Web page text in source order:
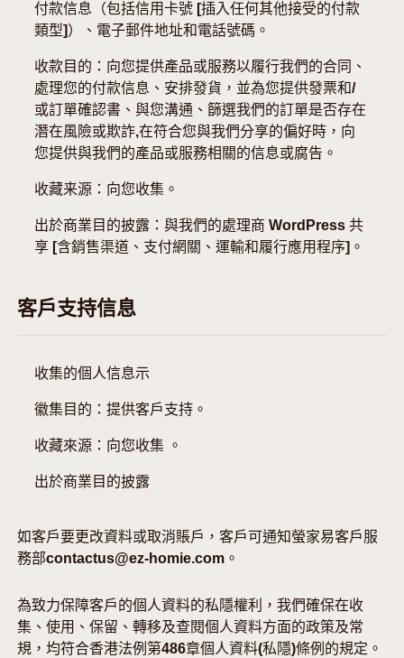
付款信息（包括信用卡號 [插入任何其他接受的付款
類型]）、電子郵件地址和電話號碼。
收款目的：向您提供產品或服務以履行我們的合同、
處理您的付款信息、安排發貨，並為您提供發票和/
或訂單確認書、與您溝通、篩選我們的訂單是否存在
潛在風險或欺詐,在符合您與我們分享的偏好時，向
您提供與我們的產品或服務相關的信息或腐告。
收藏来源：向您收集。
出於商業目的披露：與我們的處理商 WordPress 共
享 [含銷售渠道、支付網關、運輸和履行應用程序]。
客戶支持信息
收集的個人信息示
徽集目的：提供客戶支持。
收藏來源：向您收集 。
出於商業目的披露
如客戶要更改資料或取消賬戶，客戶可通知螢家易客戶服
務部contactus@ez-homie.com。
為致力保障客戶的個人資料的私隱權利，我們確保在收
集、使用、保留、轉移及查閱個人資料方面的政策及常
規，均符合香港法例第486章個人資料(私隱)條例的規定。